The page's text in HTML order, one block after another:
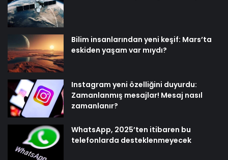
Bilim insanlarından yeni keşif: Mars’ta
eskiden yaşam var mıydı?
Instagram yeni özelliğini duyurdu:
Zamanlanmış mesajlar! Mesaj nasıl
zamanlanır?
WhatsApp, 2025’ten itibaren bu
telefonlarda desteklenmeyecek